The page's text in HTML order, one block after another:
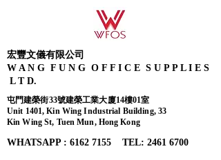
宏豐文儀有限公司
W A N G F U N G O F F I C E S U P P L I E S
L T D.
屯門建榮街33號建榮工業大廈14樓01室
Unit 1401, Kin Wing Industrial Building, 33
Kin Wing St, Tuen Mun, Hong Kong
WHATSAPP : 6162 7155​ TEL: 2461 6700